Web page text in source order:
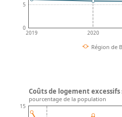
2019 2020
0
5
Région de
15
Coûts de logement
pourcentage de la population